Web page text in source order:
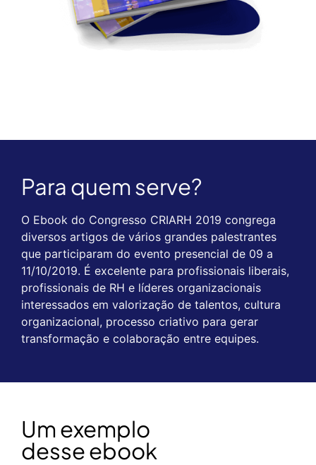
Para quem serve?
O Ebook do Congresso CRIARH 2019 congrega
diversos artigos de vários grandes palestrantes
que participaram do evento presencial de 09 a
11/10/2019. É excelente para profissionais liberais,
profissionais de RH e líderes organizacionais
interessados em valorização de talentos, cultura
organizacional, processo criativo para gerar
transformação e colaboração entre equipes.
Um exemplo
desse ebook